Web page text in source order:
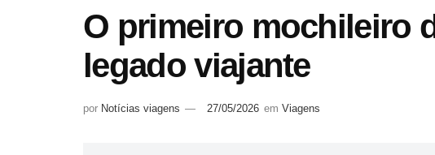
O primeiro mochileiro
legado viajante
por Notícias viagens 27/05/2026 em Viagens